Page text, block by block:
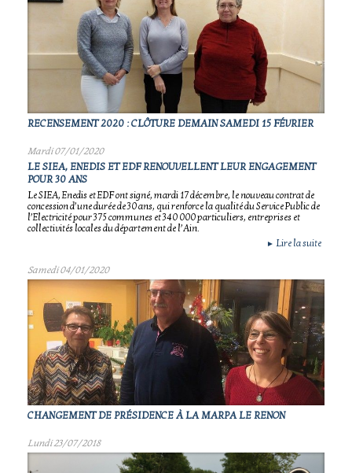
RECENSEMENT 2020 : CLÔTURE DEMAIN SAMEDI 15 FÉVRIER
Mardi 07/01/2020
LE SIEA, ENEDIS ET EDF RENOUVELLENT LEUR ENGAGEMENT
POUR 30 ANS
Le SIEA, Enedis et EDF ont signé, mardi 17 décembre, le nouveau contrat de
concession d’une durée de 30 ans, qui renforce la qualité du Service Public de
l’Electricité pour 375 communes et 340 000 particuliers, entreprises et
collectivités locales du département de l’Ain.
► Lire la suite
Samedi 04/01/2020
CHANGEMENT DE PRÉSIDENCE À LA MARPA LE RENON
Lundi 23/07/2018